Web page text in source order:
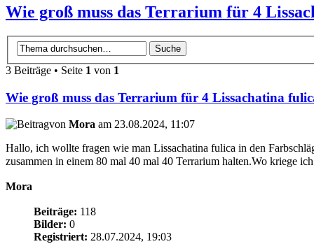
Wie groß muss das Terrarium für 4
3 Beiträge • Seite 1 von 1
Wie groß muss das Terrarium für 4 Lissachatina
von Mora am 23.08.2024, 11:07
Hallo, ich wollte fragen wie man Lissachatina fulica in den
zusammen in einem 80 mal 40 mal 40 Terrarium halten.Wo kriege
Mora
Beiträge: 118
Bilder: 0
Registriert: 28.07.2024, 19:03